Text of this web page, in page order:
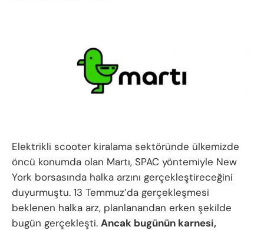
Elektrikli scooter kiralama sektöründe ülkemizde
öncü konumda olan Martı, SPAC yöntemiyle New
York borsasında halka arzını gerçekleştireceğini
duyurmuştu. 13 Temmuz’da gerçekleşmesi
beklenen halka arz, planlanandan erken şekilde
bugün gerçekleşti. Ancak bugünün karnesi,